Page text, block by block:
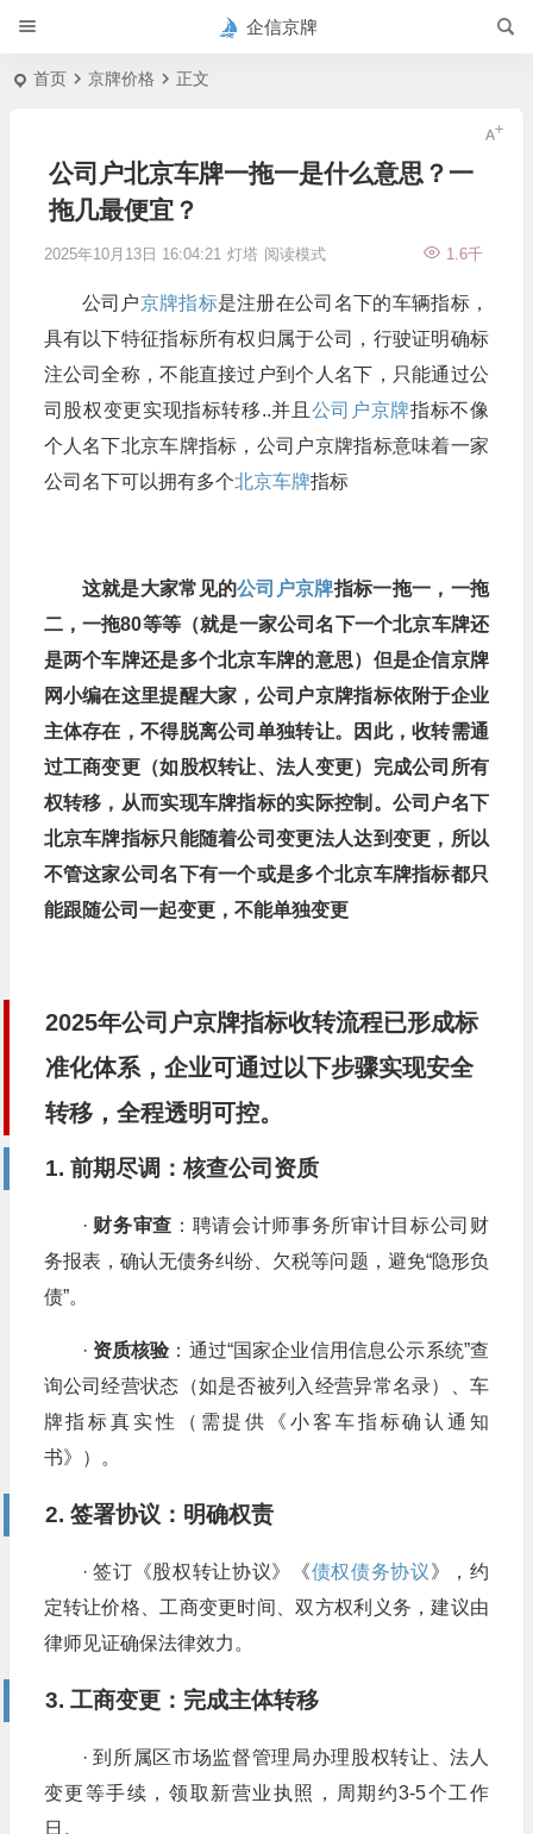
企信京牌
首页 京牌价格 正文
公司户北京车牌一拖一是什么意思？一
拖几最便宜？
2025年10月13日 16:04:21 灯塔 1.6千
阅读模式
公司户京牌指标是注册在公司名下的车辆指标，
具有以下特征指标所有权归属于公司，行驶证明确标
注公司全称，不能直接过户到个人名下，只能通过公
司股权变更实现指标转移..并且 公司户京牌指标不像
个人名下北京车牌指标，公司户京牌指标意味着一家
公司名下可以拥有多个北京车牌指标
这就是大家常见的公司户京牌指标一拖一，一拖
二，一拖80等等（就是一家公司名下一个北京车牌还
是两个车牌还是多个北京车牌的意思）但是企信京牌
网小编在这里提醒大家，公司户京牌指标依附于企业
主体存在，不得脱离公司单独转让。因此，收转需通
过工商变更（如股权转让、法人变更）完成公司所有
权转移，从而实现车牌指标的实际控制。公司户名下
北京车牌指标只能随着公司变更法人达到变更，所以
不管这家公司名下有一个或是多个北京车牌指标都只
能跟随公司一起变更，不能单独变更
2025年公司户京牌指标收转流程已形成标
准化体系，企业可通过以下步骤实现安全
转移，全程透明可控。
1. 前期尽调：核查公司资质
· 财务审查 ：聘请会计师事务所审计目标公司财
务报表，确认无债务纠纷、欠税等问题，避免“隐形负
债”。
· 资质核验 ：通过“国家企业信用信息公示系统”查
询公司经营状态（如是否被列入经营异常名录）、车
牌指标真实性（需提供《小客车指标确认通知
书》）。
2. 签署协议：明确权责
· 签订《股权转让协议》《债权债务协议》，约
定转让价格、工商变更时间、双方权利义务，建议由
律师见证确保法律效力。
3. 工商变更：完成主体转移
· 到所属区市场监督管理局办理股权转让、法人
变更等手续，领取新营业执照，周期约3-5个工作
日。